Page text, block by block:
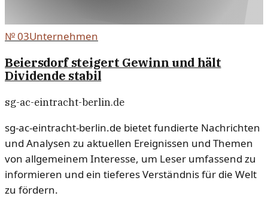
№03Unternehmen
Beiersdorf steigert Gewinn und hält
Dividende stabil
sg-ac-eintracht-berlin.de
sg-ac-eintracht-berlin.de bietet fundierte Nachrichten
und Analysen zu aktuellen Ereignissen und Themen
von allgemeinem Interesse, um Leser umfassend zu
informieren und ein tieferes Verständnis für die Welt
zu fördern.